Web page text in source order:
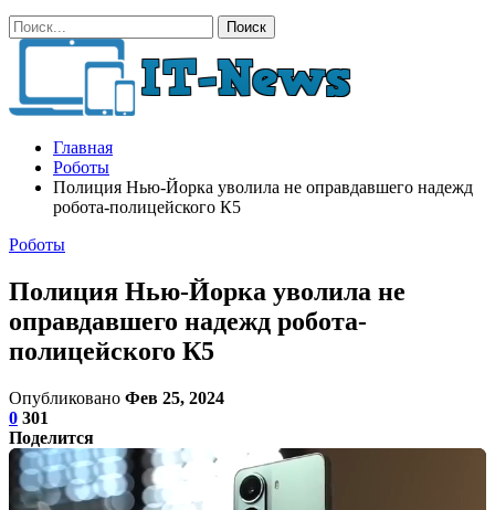
Главная
Роботы
Полиция Нью-Йорка уволила не оправдавшего надежд
робота-полицейского К5
Роботы
Полиция Нью-Йорка уволила не
оправдавшего надежд робота-
полицейского К5
Опубликовано Фев 25, 2024
0 301
Поделится